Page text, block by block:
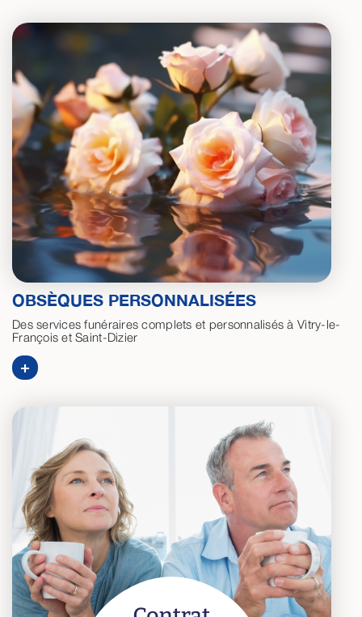
OBSÈQUES PERSONNALISÉES
Des services funéraires complets et personnalisés à Vitry-le-
François et Saint-Dizier
+